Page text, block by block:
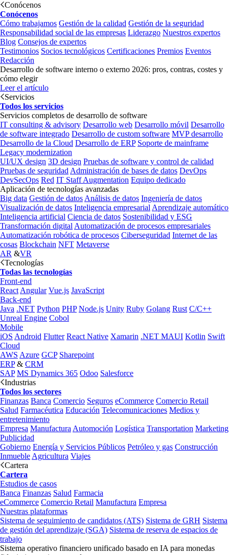
Conócenos
Conócenos
Cómo trabajamos Gestión de la calidad Gestión de la seguridad
Responsabilidad social de las empresas Liderazgo Nuestros expertos
Blog Consejos de expertos
Testimonios Socios tecnológicos Certificaciones Premios Eventos
Redacción
Desarrollo de software interno o externo 2026: pros, contras, costes y
cómo elegir
Leer el artículo
Servicios
Todos los servicios
Servicios completos de desarrollo de software
IT consulting & advisory Desarrollo web Desarrollo móvil Desarrollo
de software integrado Desarrollo de custom software MVP desarrollo
Desarrollo de la Cloud Desarrollo de ERP Soporte de mainframe
Legacy modernization
UI/UX design 3D design Pruebas de software y control de calidad
Pruebas de seguridad Administración de bases de datos DevOps
DevSecOps Red IT Staff Augmentation Equipo dedicado
Aplicación de tecnologías avanzadas
Big data Gestión de datos Análisis de datos Ingeniería de datos
Visualización de datos Inteligencia empresarial Aprendizaje automático
Inteligencia artificial Ciencia de datos Sostenibilidad y ESG
Transformación digital Automatización de procesos empresariales
Automatización robótica de procesos Ciberseguridad Internet de las
cosas Blockchain NFT Metaverse
AR &VR
Tecnologías
Todas las tecnologías
Front-end
React Angular Vue.js JavaScript
Back-end
Java .NET Python PHP Node.js Unity Ruby Golang Rust C/C++
Unreal Engine Cobol
Mobile
iOS Android Flutter React Native Xamarin .NET MAUI Kotlin Swift
Cloud
AWS Azure GCP Sharepoint
ERP& CRM
SAP MS Dynamics 365 Odoo Salesforce
Industrias
Todos los sectores
Finanzas Banca Comercio Seguros eCommerce Comercio Retail
Salud Farmacéutica Educación Telecomunicaciones Medios y
entretenimiento
Empresa Manufactura Automoción Logística Transportation Marketing
Publicidad
Gobierno Energía y Servicios Públicos Petróleo y gas Construcción
Inmueble Agricultura Viajes
Cartera
Cartera
Estudios de casos
Banca Finanzas Salud Farmacia
eCommerce Comercio Retail Manufactura Empresa
Nuestras plataformas
Sistema de seguimiento de candidatos (ATS) Sistema de GRH Sistema
de gestión del aprendizaje (SGA) Sistema de reserva de espacios de
trabajo
Sistema operativo financiero unificado basado en IA para monedas